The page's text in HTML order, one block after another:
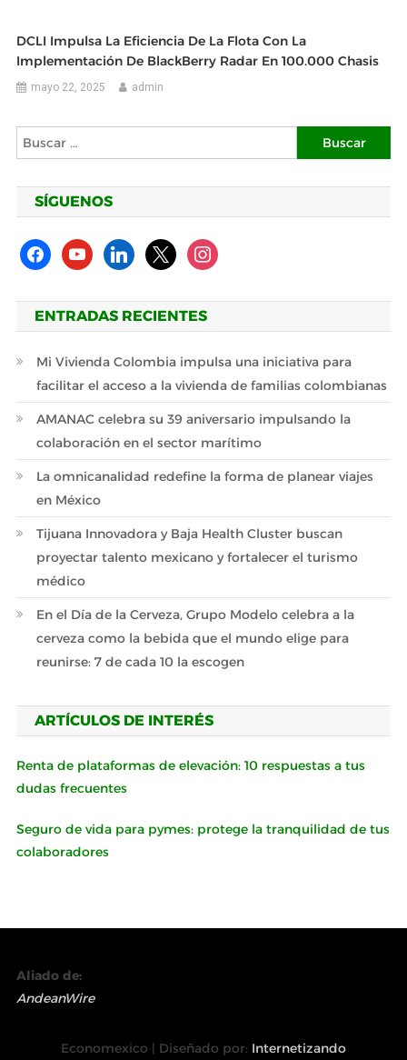
DCLI Impulsa La Eficiencia De La Flota Con La
Implementación De BlackBerry Radar En 100.000 Chasis
mayo 22, 2025 admin
Buscar:
SÍGUENOS
facebookyoutubelinkedin
x instagram
ENTRADAS RECIENTES
Mi Vivienda Colombia impulsa una iniciativa para
facilitar el acceso a la vivienda de familias colombianas
AMANAC celebra su 39 aniversario impulsando la
colaboración en el sector marítimo
La omnicanalidad redefine la forma de planear viajes
en México
Tijuana Innovadora y Baja Health Cluster buscan
proyectar talento mexicano y fortalecer el turismo
médico
En el Día de la Cerveza, Grupo Modelo celebra a la
cerveza como la bebida que el mundo elige para
reunirse: 7 de cada 10 la escogen
ARTÍCULOS DE INTERÉS
Renta de plataformas de elevación: 10 respuestas a tus
dudas frecuentes
Seguro de vida para pymes: protege la tranquilidad de tus
colaboradores
Aliado de:
AndeanWire
Economexico | Diseñado por: Internetizando